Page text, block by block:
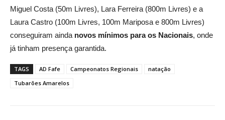
Miguel Costa (50m Livres), Lara Ferreira (800m Livres) e a
Laura Castro (100m Livres, 100m Mariposa e 800m Livres)
conseguiram ainda novos mínimos para os Nacionais, onde
já tinham presença garantida.
TAGS AD Fafe Campeonatos Regionais
natação
Tubarões Amarelos